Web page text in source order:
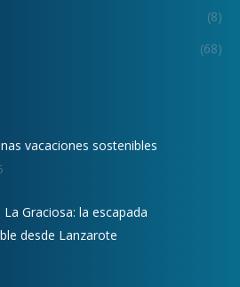
(8)
(68)
vacaciones sostenibles
La Graciosa: la escapada
desde Lanzarote